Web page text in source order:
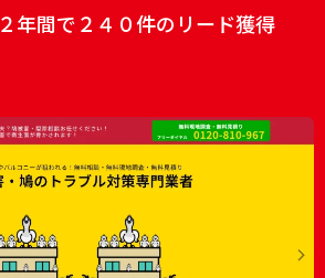
２年間で２４０件のリード獲得